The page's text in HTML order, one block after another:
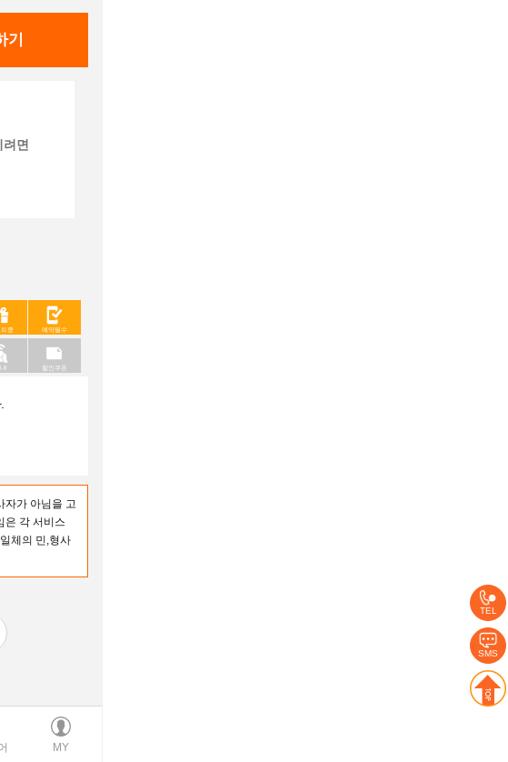
TEL
SMS
기
면
트중 예약필수
fi 할인쿠폰
자가 아님을 고
은 각 서비스
체의 민,형사
MY